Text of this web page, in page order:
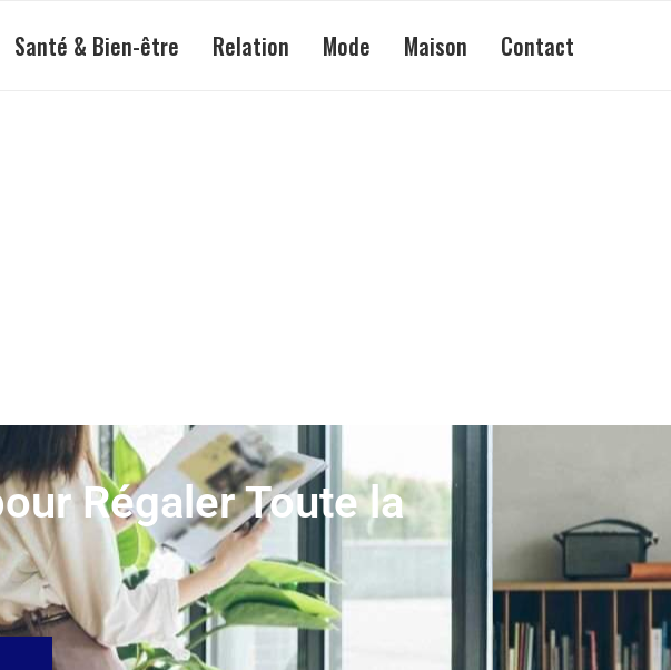
Santé & Bien-être Relation Mode Maison Contact
Régaler Toute la